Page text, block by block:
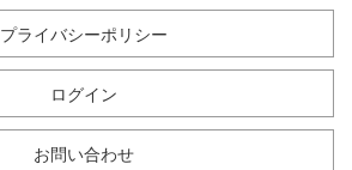
プライバシーポリシー
ログイン
お問い合わせ